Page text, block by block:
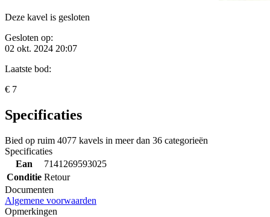
Deze kavel is gesloten
Gesloten op:
02 okt. 2024 20:07
Laatste bod:
€ 7
Specificaties
Bied op ruim 4077 kavels in meer dan 36 categorieën
Specificaties
Ean
7141269593025
Conditie Retour
Documenten
Algemene voorwaarden
Opmerkingen